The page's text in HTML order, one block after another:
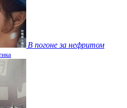
В погоне за нефритом